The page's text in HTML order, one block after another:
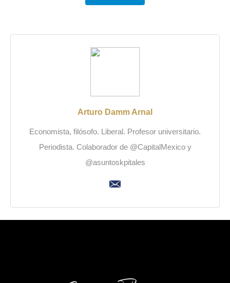
Arturo Damm Arnal
Economista, filósofo. Liberal. Profesor universitario.
Periodista. Colaborador de @CapitalMexico y
@asuntoskpitales